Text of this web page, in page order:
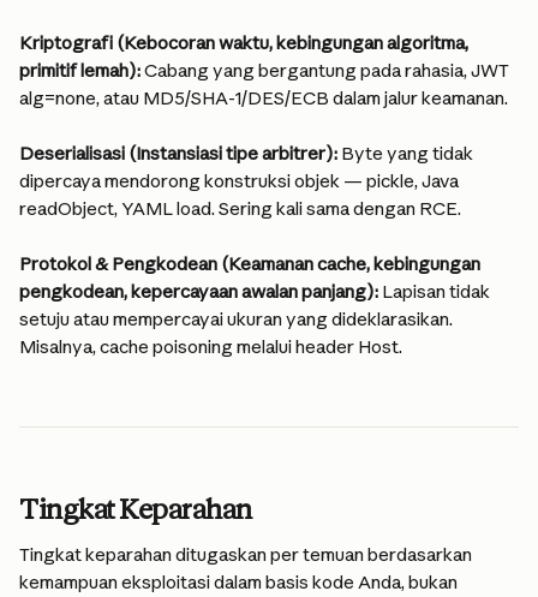
Kriptografi (Kebocoran waktu, kebingungan algoritma,
primitif lemah): Cabang yang bergantung pada rahasia, JWT
alg=none, atau MD5/SHA-1/DES/ECB dalam jalur keamanan.
Deserialisasi (Instansiasi tipe arbitrer): Byte yang tidak
dipercaya mendorong konstruksi objek — pickle, Java
readObject, YAML load. Sering kali sama dengan RCE.
Protokol & Pengkodean (Keamanan cache, kebingungan
pengkodean, kepercayaan awalan panjang): Lapisan tidak
setuju atau mempercayai ukuran yang dideklarasikan.
Misalnya, cache poisoning melalui header Host.
Tingkat Keparahan
Tingkat keparahan ditugaskan per temuan berdasarkan
kemampuan eksploitasi dalam basis kode Anda, bukan